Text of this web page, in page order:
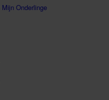
Mijn Onderlinge